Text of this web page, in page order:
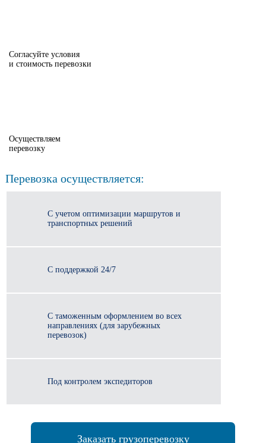
Согласуйте условия
и стоимость перевозки
Осуществляем
перевозку
Перевозка осуществляется:
С учетом оптимизации маршрутов и
транспортных решений
С поддержкой 24/7
С таможенным оформлением во всех
направлениях (для зарубежных
перевозок)
Под контролем экспедиторов
Заказать грузоперевозку